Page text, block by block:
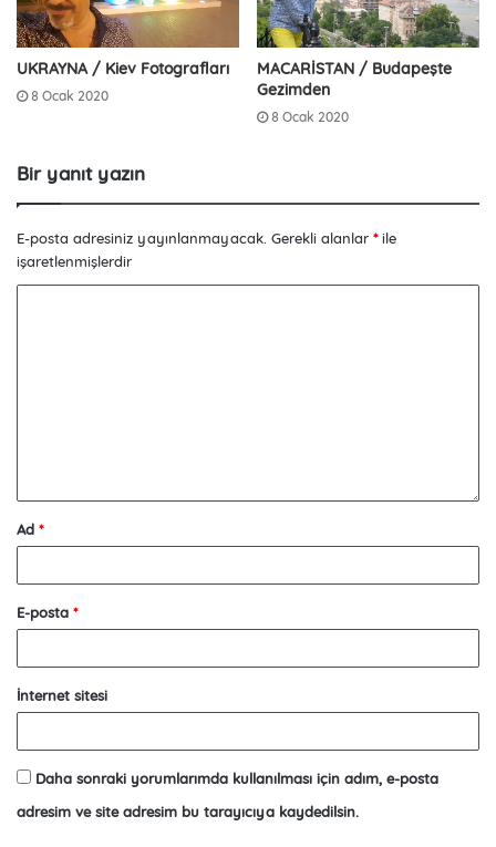
UKRAYNA / Kiev Fotografları
8 Ocak 2020
MACARİSTAN / Budapeşte
Gezimden
8 Ocak 2020
Bir yanıt yazın
E-posta adresiniz yayınlanmayacak. Gerekli alanlar *ile
işaretlenmişlerdir
Ad *
E-posta *
İnternet sitesi
Daha sonraki yorumlarımda kullanılması için adım, e-posta
adresim ve site adresim bu tarayıcıya kaydedilsin.